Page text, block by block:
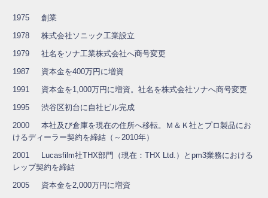
1975
創業
1978
株式会社ソニック工業設立
1979
社名をソナ工業株式会社へ商号変更
1987
資本金を400万円に増資
1991
資本金を1,000万円に増資。社名を株式会社ソナへ商号変更
1995
渋谷区初台に自社ビル完成
2000
本社及び倉庫を現在の住所へ移転。Ｍ＆Ｋ社とプロ製品にお
けるディーラー契約を締結（～2010年）
2001
Lucasfilm社THX部門（現在：THX Ltd.）とpm3業務における
レップ契約を締結
2005
資本金を2,000万円に増資